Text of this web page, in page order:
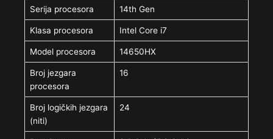
Serija procesora 14th Gen
Klasa procesora Intel Core i7
Model procesora 14650HX
Broj jezgara
procesora
16
Broj logičkih jezgara
(niti)
24